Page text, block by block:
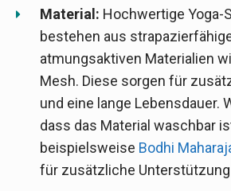
Material: Hochwertige Yoga-
bestehen aus
atmungsaktiven Materialien
Mesh. Diese sorgen für
und eine lange Lebensdauer.
dass das Material waschbar
beispielsweise Bodhi
für zusätzliche